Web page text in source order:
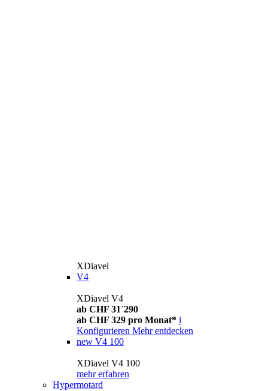
XDiavel
V4
XDiavel V4
ab CHF 31´290
ab CHF 329 pro Monat* i
Konfigurieren Mehr entdecken
new V4 100
XDiavel V4 100
mehr erfahren
Hypermotard